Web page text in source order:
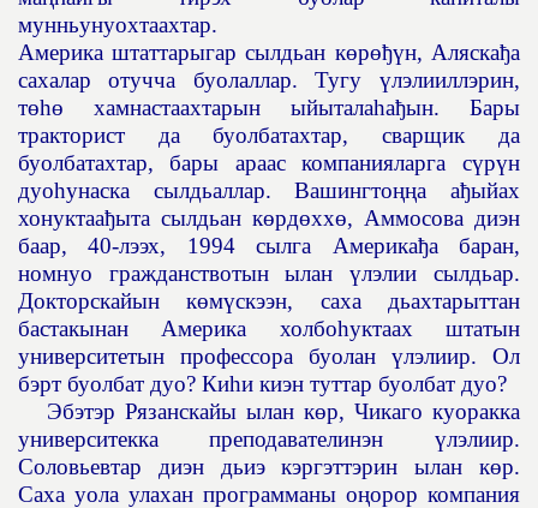
мунньунуохтаахтар.
Америка штаттарыгар сылдьан көрөђүн, Аляскађа
сахалар отучча буолаллар. Тугу үлэлииллэрин,
төһө хамнастаахтарын ыйыталаһађын. Бары
тракторист да буолбатахтар, сварщик да
буолбатахтар, бары араас компанияларга сүрүн
дуоһунаска сылдьаллар. Вашингтоңңа ађыйах
хонуктаађыта сылдьан көрдөххө, Аммосова диэн
баар, 40-лээх, 1994 сылга Америкађа баран,
номнуо гражданствотын ыланүлэлии сылдьар.
Докторскайын көмүскээн, саха дьахтарыттан
бастакынан Америка холбоһуктаах штатын
университетын профессора буолан үлэлиир. Ол
бэрт буолбат дуо? Киһи киэн туттар буолбат дуо?
Эбэтэр Рязанскайы ылан көр, Чикаго куоракка
университекка преподавателинэн үлэлиир.
Соловьевтар диэн дьиэ кэргэттэрин ылан көр.
Саха уола улахан программаны оңорор компания